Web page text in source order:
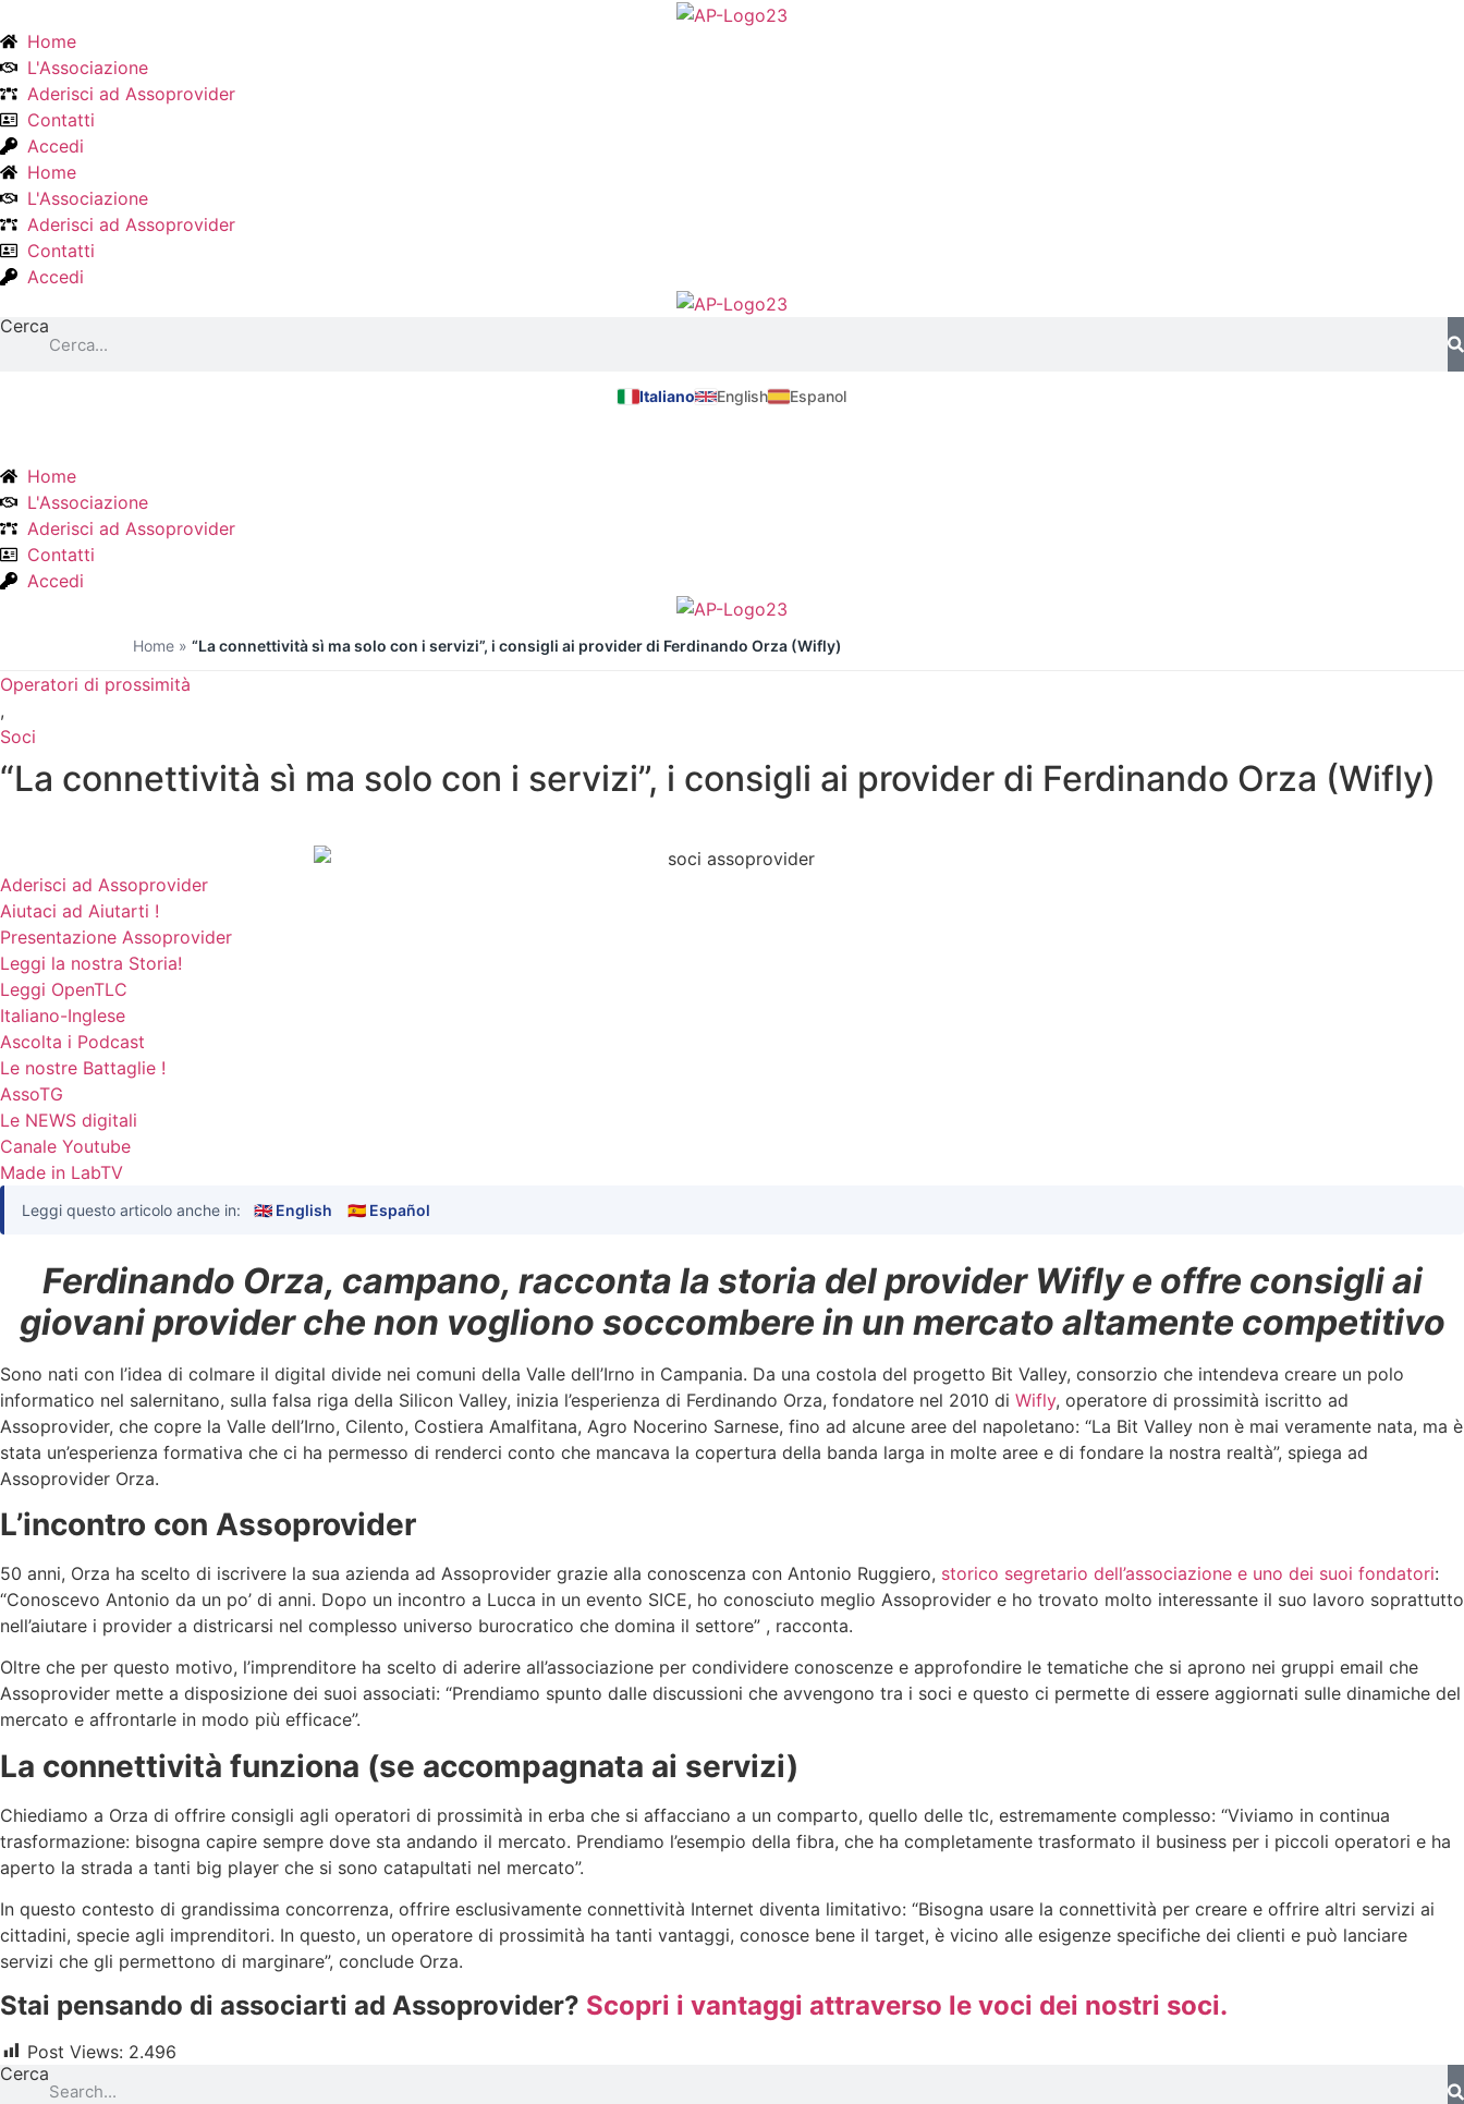
al
contenuto
Home
L'Associazione
Aderisci ad Assoprovider
Contatti
Accedi
Home
L'Associazione
Aderisci ad Assoprovider
Contatti
Accedi
Cerca
Italiano English Espanol
Home
L'Associazione
Aderisci ad Assoprovider
Contatti
Accedi
Home » “La connettività sì ma solo con i servizi”, i consigli ai provider di Ferdinando Orza (Wifly)
Operatori di prossimità
,
Soci
“La connettività sì ma solo con i servizi”, i consigli ai provider di Ferdinando Orza (Wifly)
Aderisci ad Assoprovider
Aiutaci ad Aiutarti !
Presentazione Assoprovider
Leggi la nostra Storia!
Leggi OpenTLC
Italiano-Inglese
Ascolta i Podcast
Le nostre Battaglie !
AssoTG
Le NEWS digitali
Canale Youtube
Made in LabTV
Leggi questo articolo anche in: 🇬🇧 English 🇪🇸 Español
Ferdinando Orza, campano, racconta la storia del provider Wifly e offre consigli ai
giovani provider che non vogliono soccombere in un mercato altamente competitivo
Sono nati con l’idea di colmare il digital divide nei comuni della Valle dell’Irno in Campania. Da una costola del progetto Bit Valley, consorzio che intendeva creare un polo
informatico nel salernitano, sulla falsa riga della Silicon Valley, inizia l’esperienza di Ferdinando Orza, fondatore nel 2010 di Wifly, operatore di prossimità iscritto ad
Assoprovider, che copre la Valle dell’Irno, Cilento, Costiera Amalfitana, Agro Nocerino Sarnese, fino ad alcune aree del napoletano: “La Bit Valley non è mai veramente nata, ma è
stata un’esperienza formativa che ci ha permesso di renderci conto che mancava la copertura della banda larga in molte aree e di fondare la nostra realtà”, spiega ad
Assoprovider Orza.
L’incontro con Assoprovider
50 anni, Orza ha scelto di iscrivere la sua azienda ad Assoprovider grazie alla conoscenza con Antonio Ruggiero, storico segretario dell’associazione e uno dei suoi fondatori:
“Conoscevo Antonio da un po’ di anni. Dopo un incontro a Lucca in un evento SICE, ho conosciuto meglio Assoprovider e ho trovato molto interessante il suo lavoro soprattutto
nell’aiutare i provider a districarsi nel complesso universo burocratico che domina il settore” , racconta.
Oltre che per questo motivo, l’imprenditore ha scelto di aderire all’associazione per condividere conoscenze e approfondire le tematiche che si aprono nei gruppi email che
Assoprovider mette a disposizione dei suoi associati: “Prendiamo spunto dalle discussioni che avvengono tra i soci e questo ci permette di essere aggiornati sulle dinamiche del
mercato e affrontarle in modo più efficace”.
La connettività funziona (se accompagnata ai servizi)
Chiediamo a Orza di offrire consigli agli operatori di prossimità in erba che si affacciano a un comparto, quello delle tlc, estremamente complesso: “Viviamo in continua
trasformazione: bisogna capire sempre dove sta andando il mercato. Prendiamo l’esempio della fibra, che ha completamente trasformato il business per i piccoli operatori e ha
aperto la strada a tanti big player che si sono catapultati nel mercato”.
In questo contesto di grandissima concorrenza, offrire esclusivamente connettività Internet diventa limitativo: “Bisogna usare la connettività per creare e offrire altri servizi ai
cittadini, specie agli imprenditori. In questo, un operatore di prossimità ha tanti vantaggi, conosce bene il target, è vicino alle esigenze specifiche dei clienti e può lanciare
servizi che gli permettono di marginare”, conclude Orza.
Stai pensando di associarti ad Assoprovider? Scopri i vantaggi attraverso le voci dei nostri soci.
Post Views: 2.496
Cerca